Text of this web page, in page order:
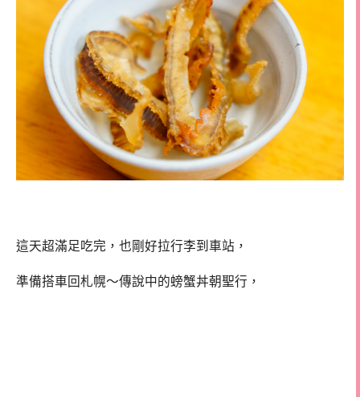
這天超滿足吃完，也剛好拉行李到車站，
準備搭車回札幌～傳說中的螃蟹丼朝聖行，